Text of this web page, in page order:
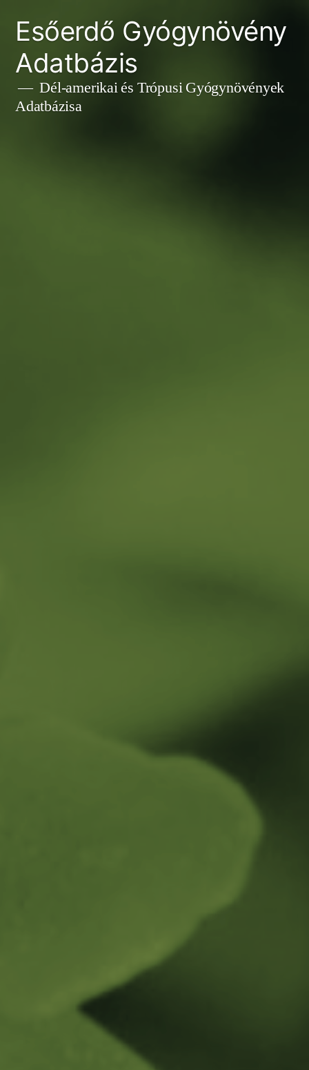
Esőerdő Gyógynövény
Adatbázis
Dél-amerikai és Trópusi Gyógynövények
Adatbázisa